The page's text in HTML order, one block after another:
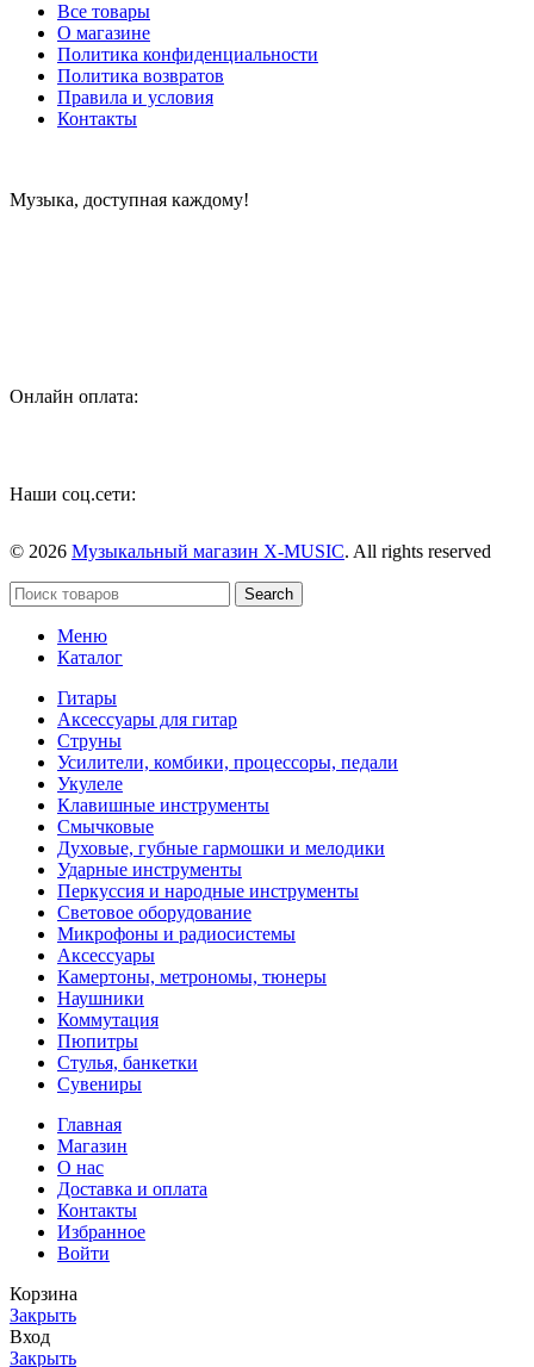
Все товары
О магазине
Политика конфиденциальности
Политика возвратов
Правила и условия
Контакты
Музыка, доступная каждому!
Онлайн оплата:
Наши соц.сети:
© 2026 Музыкальный магазин X-MUSIC. All rights reserved
Search
Меню
Каталог
Гитары
Аксессуары для гитар
Струны
Усилители, комбики, процессоры, педали
Укулеле
Клавишные инструменты
Смычковые
Духовые, губные гармошки и мелодики
Ударные инструменты
Перкуссия и народные инструменты
Световое оборудование
Микрофоны и радиосистемы
Аксессуары
Камертоны, метрономы, тюнеры
Наушники
Коммутация
Пюпитры
Стулья, банкетки
Сувениры
Главная
Магазин
О нас
Доставка и оплата
Контакты
Избранное
Войти
Корзина
Закрыть
Вход
Закрыть